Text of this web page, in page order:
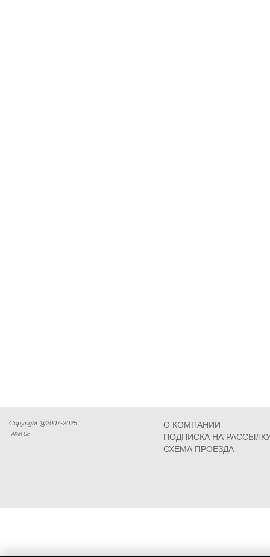
Copyright @2007-2025
ARM Llc
О КОМПАНИИ
ПОДПИСКА НА
СХЕМА ПРОЕЗДА